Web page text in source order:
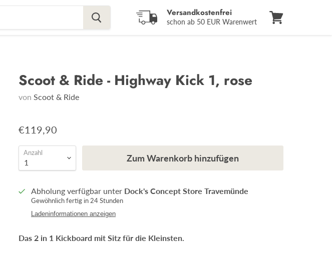
Versandkostenfrei
schon ab 50 EUR Warenwert
Scoot & Ride - Highway Kick 1, rose
von Scoot & Ride
€119,90
Anzahl Zum Warenkorb hinzufügen
Abholung verfügbar unter Dock's Concept Store Travemünde
Gewöhnlich fertig in 24 Stunden
Ladeninformationen anzeigen
Das 2 in 1 Kickboard mit Sitz für die Kleinsten.